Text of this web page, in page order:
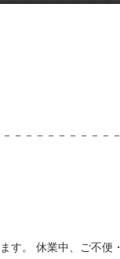
－－－－－－－－－
す。 休業中、ご不便